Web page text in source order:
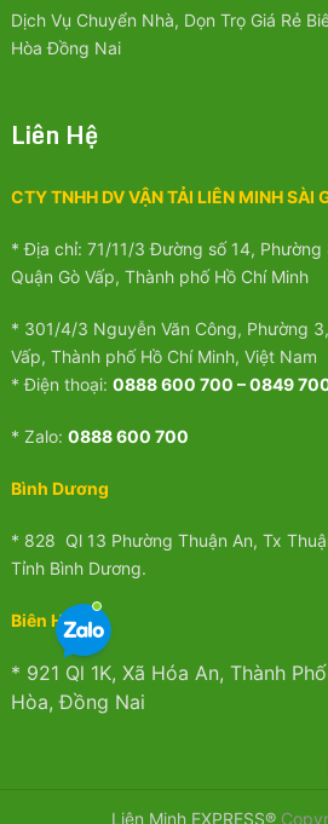
Dịch Vụ Chuyển Nhà, Dọn Trọ Giá Rẻ
Hòa Đồng Nai
Liên Hệ
CTY TNHH DV VẬN TẢI LIÊN MINH SÀI
* Địa chỉ: 71/11/3 Đường số 14, Phường
Quận Gò Vấp, Thành phố Hồ Chí Minh
* 301/4/3 Nguyễn Văn Công, Phường
Vấp, Thành phố Hồ Chí Minh, Việt Nam
* Điện thoại: 0888 600 700 – 0849
* Zalo: 0888 600 700
Bình Dương
* 828 Ql 13 Phường Thuận An, Tx
Tỉnh Bình Dương.
Biên Hòa
* 921 Ql 1K, Xã Hóa An, Thành
Hòa, Đồng Nai
Liên Minh EXPRESS®